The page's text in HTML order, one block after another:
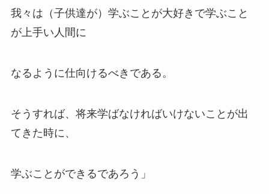
我々は（子供達が）学ぶことが大好きで学ぶこと
が上手い人間に
なるように仕向けるべきである。
そうすれば、将来学ばなければいけないことが出
てきた時に、
学ぶことができるであろう」